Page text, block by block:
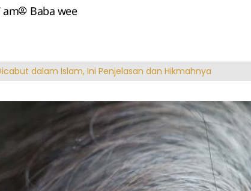
am Baba wee
dalam Islam, Ini Penjelasan dan Hikmahnya